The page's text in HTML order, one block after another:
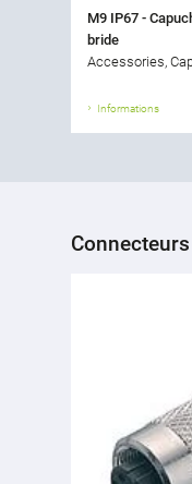
M9 IP67 -
bride
Accessories,
Informations